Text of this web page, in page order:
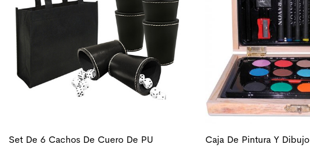
Set De 6 Cachos De Cuero De PU Caja De Pintura Y Dibujo